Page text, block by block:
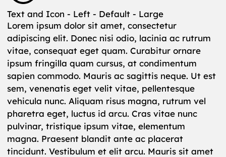
Text and Icon - Left - Default - Large
Lorem ipsum dolor sit amet, consectetur
adipiscing elit. Donec nisi odio, lacinia ac rutrum
vitae, consequat eget quam. Curabitur ornare
ipsum fringilla quam cursus, at condimentum
sapien commodo. Mauris ac sagittis neque. Ut est
sem, venenatis eget velit vitae, pellentesque
vehicula nunc. Aliquam risus magna, rutrum vel
pharetra eget, luctus id arcu. Cras vitae nunc
pulvinar, tristique ipsum vitae, elementum
magna. Praesent blandit ante ac placerat
tincidunt. Vestibulum et elit arcu. Mauris sit amet